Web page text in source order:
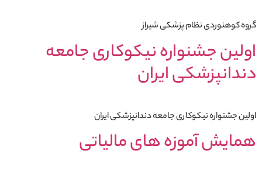
گروه کوهنوردی نظام پزشکی شیراز
اولین جشنواره نیکوکاری جامعه
دندانپزشکی ایران
اولین جشنواره نیکوکاری جامعه دندانپزشکی ایران
همایش آموزه های مالیاتی